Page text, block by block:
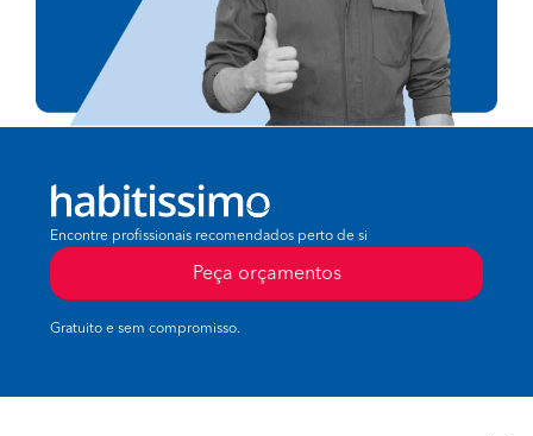
Encontre profissionais recomendados perto de si
Peça orçamentos
Gratuito e sem compromisso.